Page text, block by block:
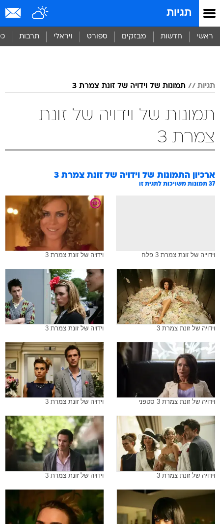
תגיות
ראשי חדשות מבזקים ספורט ויראלי תרבות
תגיות תמונות של וידויה של זונת צמרת 3
תמונות של וידויה של זונת
צמרת 3
ארכיון התמונות של וידויה של זונת צמרת 3
37 תמונות משויכות לתגית זו
וידוייה של זונת צמרת 3 פלח וידויה של זונת צמרת 3
וידויה של זונת צמרת 3 וידויה של זונת צמרת 3
וידויה של זונת צמרת 3 סטפני וידויה של זונת צמרת 3
וידויה של זונת צמרת 3 וידויה של זונת צמרת 3